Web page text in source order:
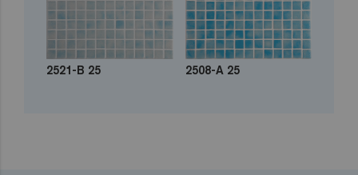
2521-B 25 2508-A 25